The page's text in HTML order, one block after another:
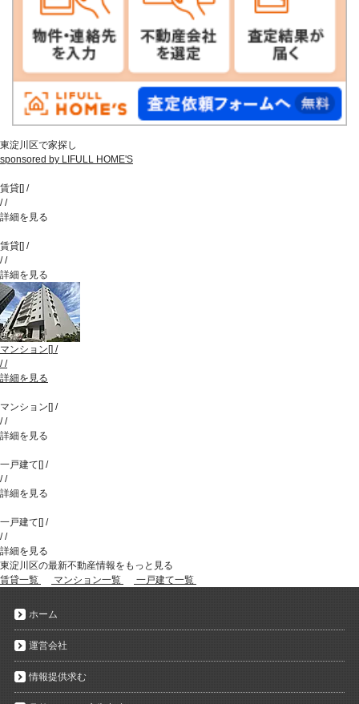
東淀川区で家探し
sponsored by LIFULL HOME'S
賃貸[] /
//
詳細を見る
賃貸[] /
//
詳細を見る
マンション [] /
//
詳細を見る
マンション [] /
//
詳細を見る
一戸建て [] /
//
詳細を見る
一戸建て [] /
//
詳細を見る
東淀川区の最新不動産情報をもっと見る
賃貸一覧
マンション一覧 一戸建て一覧
ホーム
運営会社
情報提供求む